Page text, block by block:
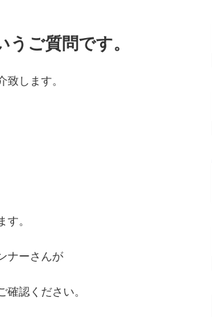
ご質問です。
致します。
。
ナーさんが
認ください。